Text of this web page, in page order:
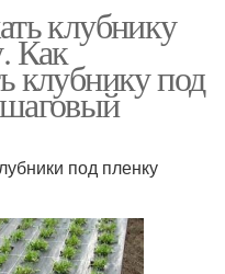
клубнику
Как
клубнику под
под пленку